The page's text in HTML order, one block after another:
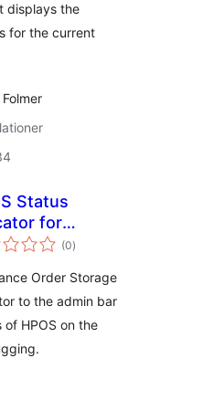
displays the
for the current
Status
for
(0totale
bedømmelser
)
Order Storage
to the admin bar
HPOS on the